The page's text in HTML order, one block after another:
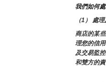
我們如何
（1） 處
商店的某
理您的信
及交易監
和雙方的